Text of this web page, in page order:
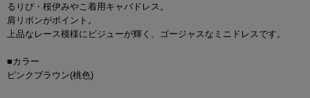
るりぴ・桜伊みやこ着用キャバドレス。
肩リボンがポイント。
上品なレース模様にビジューが輝く、ゴージャスなミニドレスです。
■カラー
ピンクブラウン(桃色)